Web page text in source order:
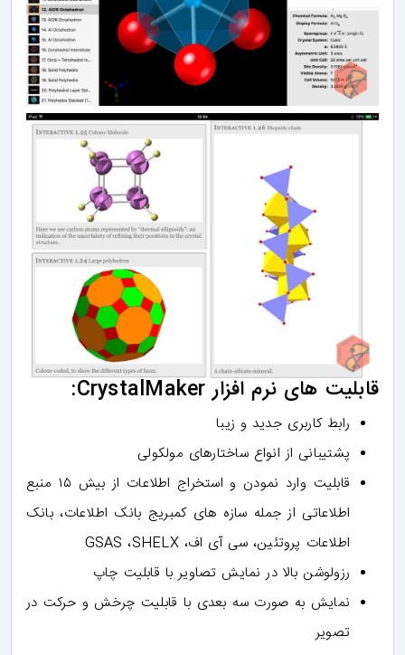
قابلیت های نرم افزار CrystalMaker:
رابط کاربری جدید و زیبا
پشتیبانی از انواع ساختارهای مولکولی
قابلیت وارد نمودن و استخراج اطلاعات از بیش ۱۵ منبع
اطلاعاتی از جمله سازه های کمبریج بانک اطلاعات، بانک
اطلاعات پروتئین، سی آی اف، GSAS ،SHELX
رزولوشن بالا در نمایش تصاویر با قابلیت چاپ
نمایش به صورت سه بعدی با قابلیت چرخش و حرکت در
تصویر